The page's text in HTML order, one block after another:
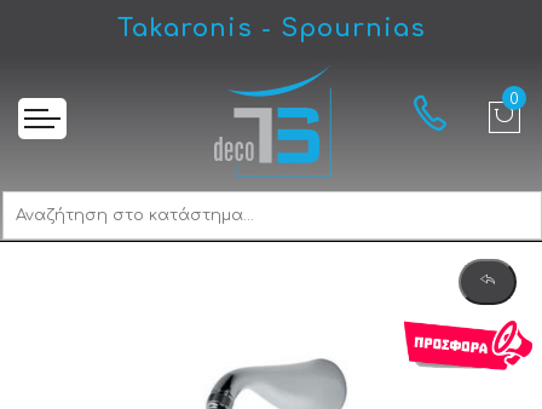
Takaronis - Spournias
Gloria Vento 430102 Σετ Εξαρτημάτων Εντοιχισμού